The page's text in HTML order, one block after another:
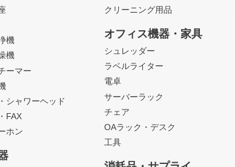
機
機
ーマー
シャワーヘッド
FAX
ホン
クリーニング用品
オフィス機器・家具
シュレッダー
ラベルライター
電卓
サーバーラック
チェア
OAラック・デスク
工具